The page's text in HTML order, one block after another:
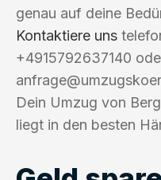
genau auf deine
Kontaktiere uns
+4915792637140
Dein Umzug von
liegt in den besten